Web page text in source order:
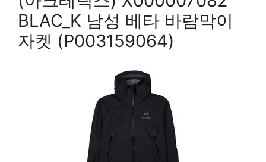
BLAC_K 남성 베타 바람막이
자켓 (P003159064)